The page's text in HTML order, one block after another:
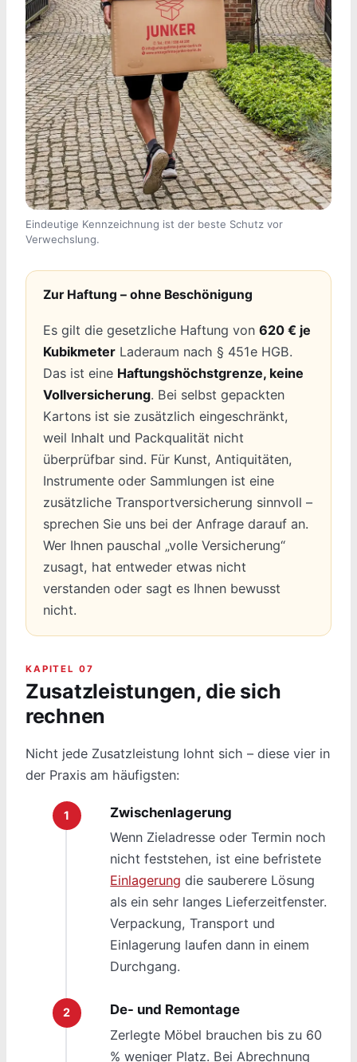
Eindeutige Kennzeichnung ist der beste Schutz vor
Verwechslung.
Zur Haftung – ohne Beschönigung
Es gilt die gesetzliche Haftung von 620 € je
KubikmeterLaderaum nach § 451e HGB.
Das ist eine Haftungshöchstgrenze, keine
Vollversicherung. Bei selbst gepackten
Kartons ist sie zusätzlich eingeschränkt,
weil Inhalt und Packqualität nicht
überprüfbar sind. Für Kunst, Antiquitäten,
Instrumente oder Sammlungen ist eine
zusätzliche Transportversicherung sinnvoll –
sprechen Sie uns bei der Anfrage darauf an.
Wer Ihnen pauschal „volle Versicherung“
zusagt, hat entweder etwas nicht
verstanden oder sagt es Ihnen bewusst
nicht.
KAPITEL 07
Zusatzleistungen, die sich
rechnen
Nicht jede Zusatzleistung lohnt sich – diese vier in
der Praxis am häufigsten:
Zwischenlagerung
Wenn Zieladresse oder Termin noch
nicht feststehen, ist eine befristete
Einlagerung die sauberere Lösung
als ein sehr langes Lieferzeitfenster.
Verpackung, Transport und
Einlagerung laufen dann in einem
Durchgang.
De- und Remontage
Zerlegte Möbel brauchen bis zu 60
% weniger Platz. Bei Abrechnung